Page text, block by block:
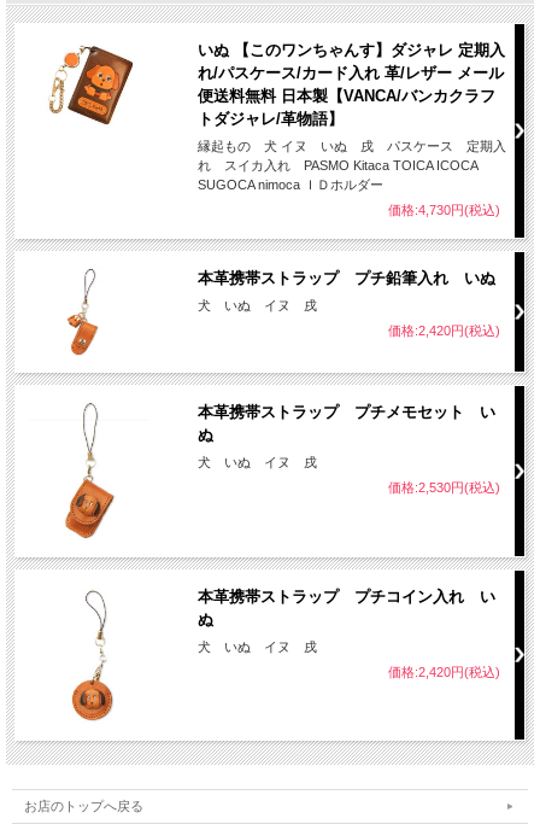
宅配便 650円から→ 商品代金6600円(税込）以上で宅配便送料無料
メール便（全商品対象・定形外郵便ほか）全国一律300円 → 商品代金3300円(税
込）以上でメール便送料無料
詳しくはこちらから
熟練したスタッフが丁寧に梱包いたします。
いぬ 【このワンちゃんす】ダジャレ 定期入
れ/パスケース/カード入れ 革/レザー メール
便送料無料 日本製【VANCA/バンカクラフ
トダジャレ/革物語】
縁起もの 犬 イヌ いぬ 戌 パスケース 定期入
れ スイカ入れ PASMO Kitaca TOICA ICOCA
SUGOCA nimoca ＩＤホルダー
価格:4,730円(税込)
本革携帯ストラップ プチ鉛筆入れ いぬ
犬 いぬ イヌ 戌
価格:2,420円(税込)
本革携帯ストラップ プチメモセット い
ぬ
犬 いぬ イヌ 戌
価格:2,530円(税込)
本革携帯ストラップ プチコイン入れ い
ぬ
犬 いぬ イヌ 戌
価格:2,420円(税込)
お店のトップへ戻る